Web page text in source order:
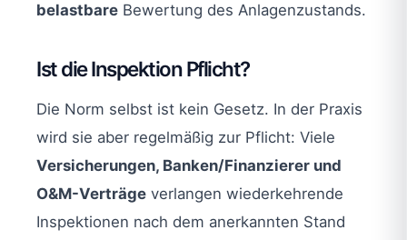
belastbare Bewertung des Anlagenzustands.
Ist die Inspektion Pflicht?
Die Norm selbst ist kein Gesetz. In der Praxis
wird sie aber regelmäßig zur Pflicht: Viele
Versicherungen, Banken/Finanzierer und
O&M-Verträge verlangen wiederkehrende
Inspektionen nach dem anerkannten Stand